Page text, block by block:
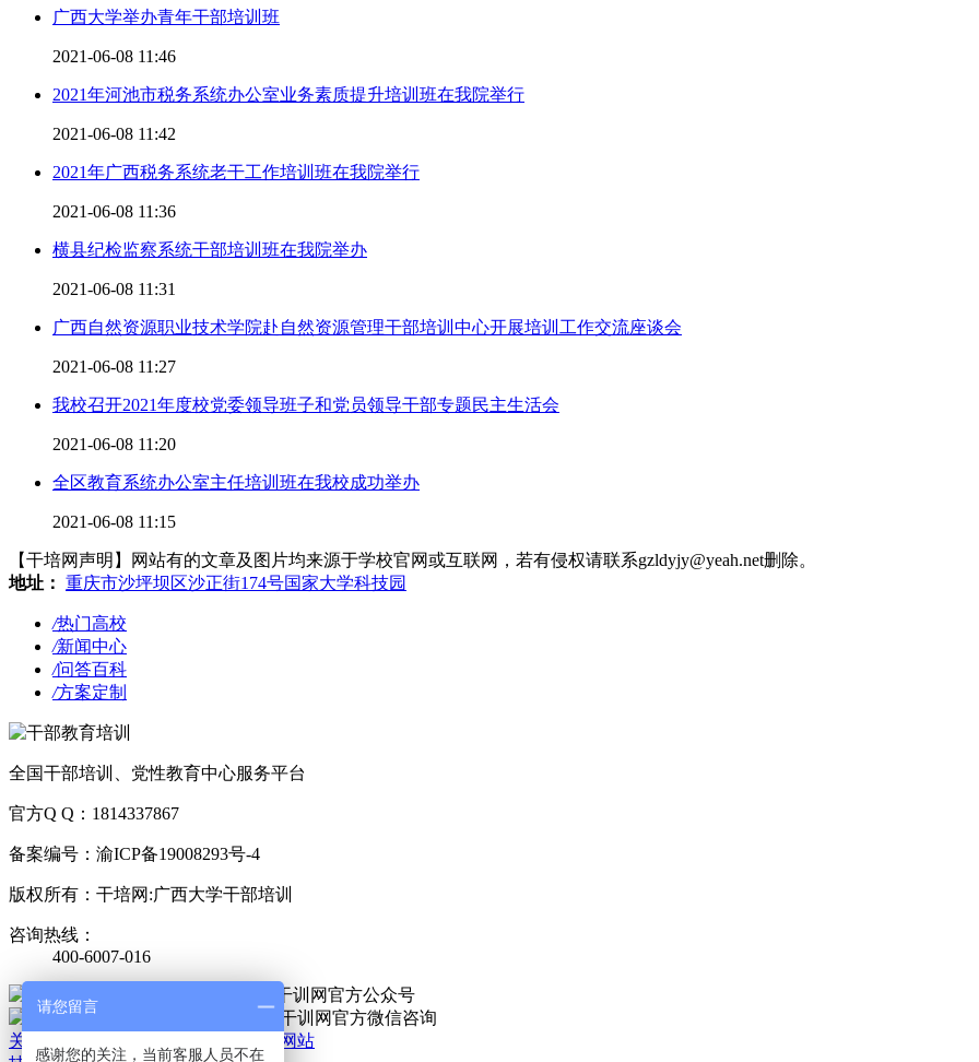
广西大学举办青年干部培训班
2021-06-08 11:46
2021年河池市税务系统办公室业务素质提升培训班在我院举行
2021-06-08 11:42
2021年广西税务系统老干工作培训班在我院举行
2021-06-08 11:36
横县纪检监察系统干部培训班在我院举办
2021-06-08 11:31
广西自然资源职业技术学院赴自然资源管理干部培训中心开展培训工作交流座谈会
2021-06-08 11:27
我校召开2021年度校党委领导班子和党员领导干部专题民主生活会
2021-06-08 11:20
全区教育系统办公室主任培训班在我校成功举办
2021-06-08 11:15
【干培网声明】网站有的文章及图片均来源于学校官网或互联网，若有侵权请联系gzldyjy@yeah.net删除。
地址： 重庆市沙坪坝区沙正街174号国家大学科技园
/热门高校
/新闻中心
/问答百科
/方案定制
全国干部培训、党性教育中心服务平台
官方Q Q：1814337867
备案编号：渝ICP备19008293号-4
版权所有：干培网:广西大学干部培训
咨询热线：
400-6007-016
关于我们
手机网站
请您留言
感谢您的关注，当前客服人员不在